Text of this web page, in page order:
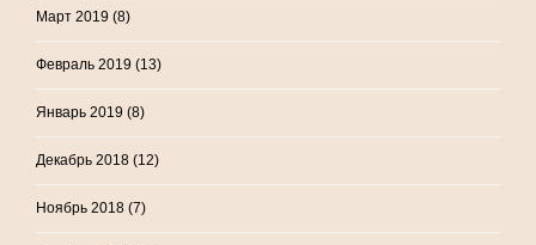
Март 2019 (8)
Февраль 2019 (13)
Январь 2019 (8)
Декабрь 2018 (12)
Ноябрь 2018 (7)